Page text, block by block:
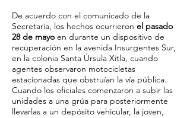
De acuerdo con el comunicado de la
Secretaría, los hechos ocurrieron el pasado
28 de mayo en durante un dispositivo de
recuperación en la avenida Insurgentes Sur,
en la colonia Santa Úrsula Xitla, cuando
agentes observaron motocicletas
estacionadas que obstruían la vía pública.
Cuando los oficiales comenzaron a subir las
unidades a una grúa para posteriormente
llevarlas a un depósito vehicular, la joven,